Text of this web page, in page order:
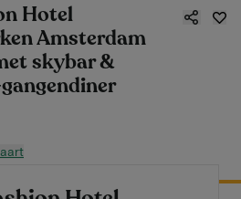
Hotel
Amsterdam
skybar &